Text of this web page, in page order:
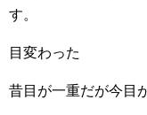
す。
目変わった
昔目が一重だが今目